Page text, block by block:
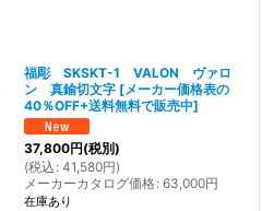
福彫 SKSKT-1 VALON ヴァロ
ン 真鍮切文字 [メーカー価格表の
40％OFF+送料無料で販売中]
37,800円(税別)
(税込 : 41,580円)
メーカーカタログ価格: 63,000円
在庫あり